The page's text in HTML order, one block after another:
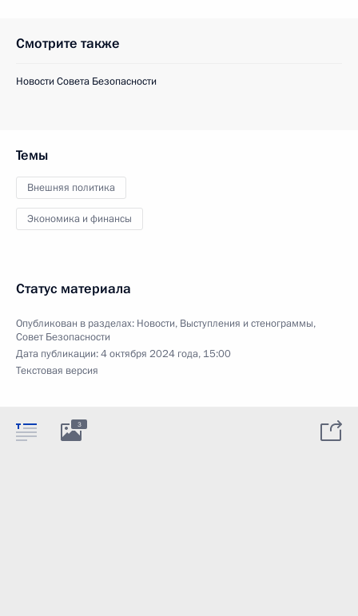
Смотрите также
Новости Совета Безопасности
Темы
Внешняя политика
Экономика и финансы
Статус материала
Опубликован в разделах: Новости, Выступления и стенограммы,
Совет Безопасности
Дата публикации:4 октября 2024 года, 15:00
Текстовая версия
3